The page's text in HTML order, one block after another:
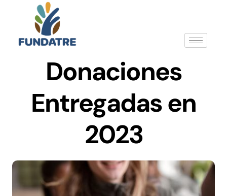
Donaciones
Entregadas en
2023